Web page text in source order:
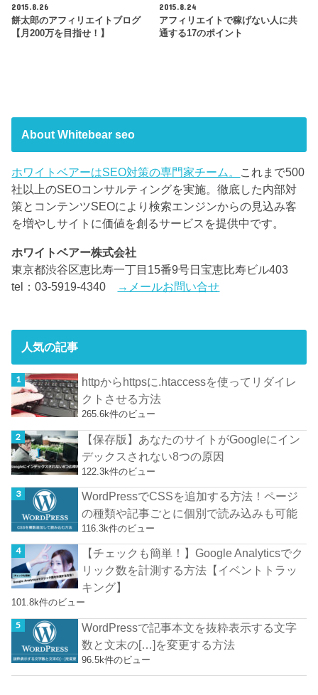
2015.8.26
餅太郎のアフィリエイトブログ
【月200万を目指せ！】
2015.8.24
アフィリエイトで稼げない人に共
通する17のポイント
About Whitebear seo
ホワイトベアーはSEO対策の専門家チーム。 これまで500
社以上のSEOコンサルティングを実施。徹底した内部対
策とコンテンツSEOにより検索エンジンからの見込み客
を増やしサイトに価値を創るサービスを提供中です。
ホワイトベアー株式会社
東京都渋谷区恵比寿一丁目15番9号日宝恵比寿ビル403
tel：03-5919-4340
→メールお問い合せ
人気の記事
httpからhttpsに.htaccessを使ってリダイレ
クトさせる方法
265.6k件のビュー
【保存版】あなたのサイトがGoogleにイン
デックスされない8つの原因
122.3k件のビュー
WordPressでCSSを追加する方法！ページ
の種類や記事ごとに個別で読み込みも可能
116.3k件のビュー
【チェックも簡単！】Google Analyticsでク
リック数を計測する方法【イベントトラッ
キング】
101.8k件のビュー
WordPressで記事本文を抜粋表示する文字
数と文末の[…]を変更する方法
96.5k件のビュー